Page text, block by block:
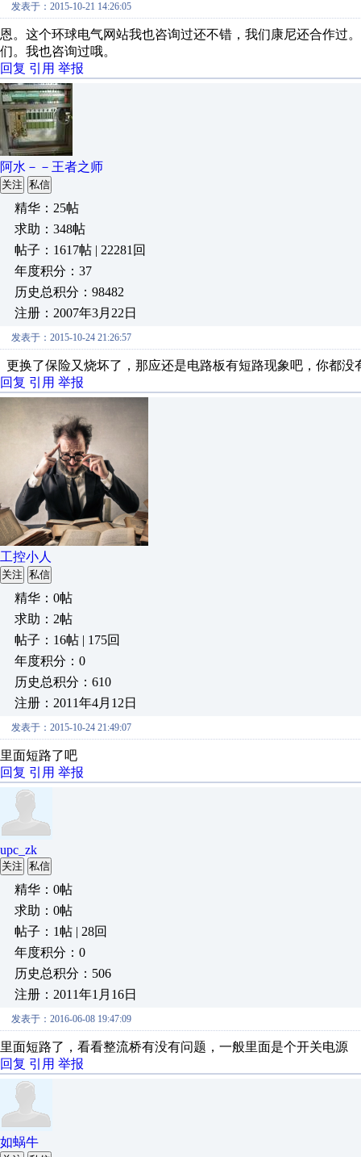
发表于：2015-10-21 14:26:05
恩。这个环球电气网站我也咨询过还不错，我们康尼还合作过
们。我也咨询过哦。
回复 引用 举报
阿水－－王者之师
关注 私信
精华：25帖
求助：348帖
帖子：1617帖 | 22281回
年度积分：37
历史总积分：98482
注册：2007年3月22日
发表于：2015-10-24 21:26:57
更换了保险又烧坏了，那应还是电路板有短路现象吧，你都
回复 引用 举报
工控小人
关注 私信
精华：0帖
求助：2帖
帖子：16帖 | 175回
年度积分：0
历史总积分：610
注册：2011年4月12日
发表于：2015-10-24 21:49:07
里面短路了吧
回复 引用 举报
upc_zk
关注 私信
精华：0帖
求助：0帖
帖子：1帖 | 28回
年度积分：0
历史总积分：506
注册：2011年1月16日
发表于：2016-06-08 19:47:09
里面短路了，看看整流桥有没有问题，一般里面是个开关电源
回复 引用 举报
如蜗牛